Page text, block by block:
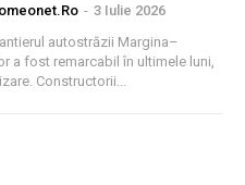
- 3 Iulie 2026
autostrăzii Margina–
a fost remarcabil în ultimele luni,
Constructorii...